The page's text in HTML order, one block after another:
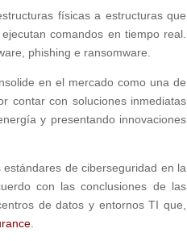
físicas a estructuras que
comandos en tiempo real.
phishing e ransomware.
en el mercado como una de
contar con soluciones inmediatas
y presentando innovaciones
de ciberseguridad en la
con las conclusiones de las
de datos y entornos TI que,